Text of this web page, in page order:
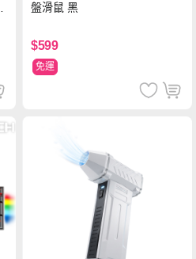
盤滑鼠 黑
$599
免運